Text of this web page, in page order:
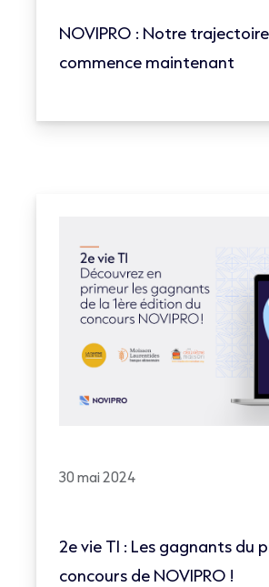
NOVIPRO : Notre
commence maintenant
30 mai 2024
2e vie TI : Les gagnants du
concours de NOVIPRO !